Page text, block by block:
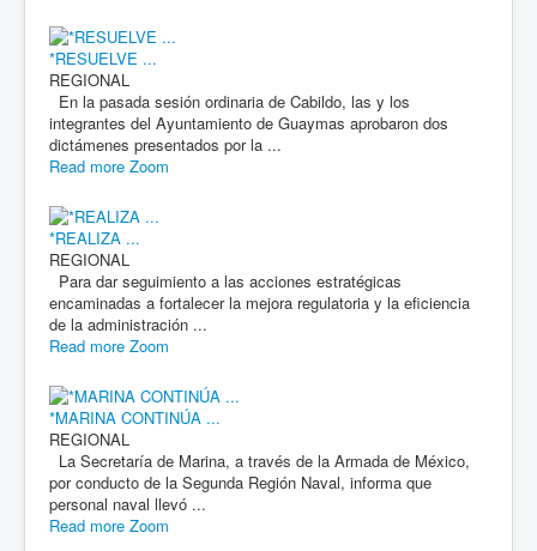
*RESUELVE ...
REGIONAL
En la pasada sesión ordinaria de Cabildo, las y los
integrantes del Ayuntamiento de Guaymas aprobaron dos
dictámenes presentados por la ...
Read more Zoom
*REALIZA ...
REGIONAL
Para dar seguimiento a las acciones estratégicas
encaminadas a fortalecer la mejora regulatoria y la eficiencia
de la administración ...
Read more Zoom
*MARINA CONTINÚA ...
REGIONAL
La Secretaría de Marina, a través de la Armada de México,
por conducto de la Segunda Región Naval, informa que
personal naval llevó ...
Read more Zoom